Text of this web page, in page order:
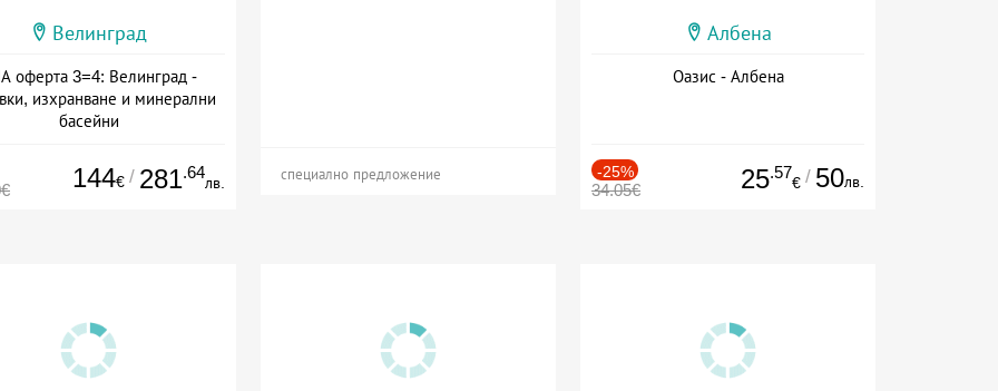
Велинград
оферта 3=4: Велинград -
изхранване и минерални
басейни
144€ / 281.64
лв. специално предложение
Албена
Оазис - Албена
-25%
34.05€ 25.57
€ / 50лв.